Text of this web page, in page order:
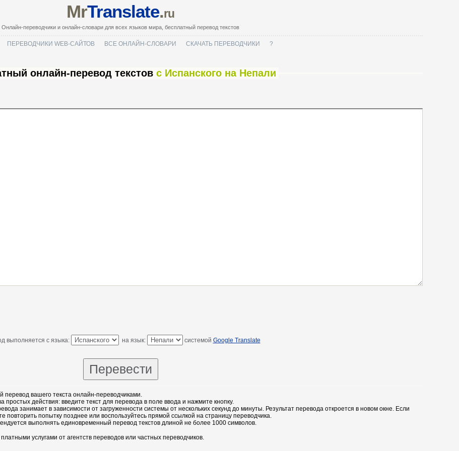
MrTranslate.ru
Онлайн-переводчики и онлайн-словари для всех языков мира, бесплатный перевод текстов
ПЕРЕВОДЧИКИ WEB-САЙТОВ ВСЕ ОНЛАЙН-СЛОВАРИ СКАЧАТЬ ПЕРЕВОДЧИКИ ?
онлайн-перевод текстов с Испанского на Непали
выполняется с языка: на язык: системой Google Translate
вашего текста онлайн-переводчиками.
действия: введите текст для перевода в поле ввода и нажмите кнопку.
занимает в зависимости от загруженности системы от нескольких секунд до минуты. Результат перевода откроется в новом окне. Если
попытку позднее или воспользуйтесь прямой ссылкой на страницу переводчика.
выполнять единовременный перевод текстов длиной не более 1000 символов.
услугами от агентств переводов или частных переводчиков.